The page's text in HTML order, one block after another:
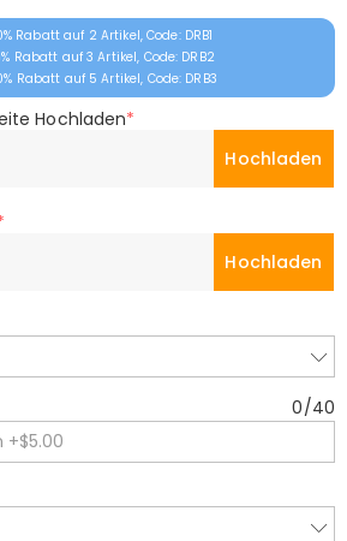
Rabatt auf 2 Artikel, Code: DRB1
Rabatt auf 3 Artikel, Code: DRB2
Rabatt auf 5 Artikel, Code: DRB3
Hochladen*
Hochladen
Hochladen
0/40